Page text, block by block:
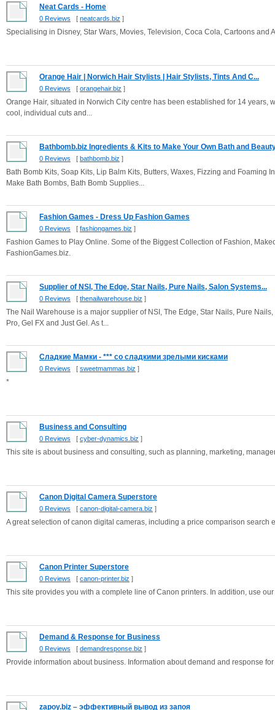
Neat Cards - Home
0 Reviews [ neatcards.biz ]
Specialising in Disney, Star Wars, Movies, Television, Coca Cola, Cartoons and
Orange Hair | Norwich Hair Stylists | Hair Stylists, Tints And C...
0 Reviews [ orangehair.biz ]
Orange Hair, situated in Norwich City centre has been established for 14 years,
cool, individual cuts and...
Bathbomb.biz Ingredients & Kits to Make Your Own Bath and
0 Reviews [ bathbomb.biz ]
Bath Bomb Kits, Soap Kits, Lip Balm Kits, Butters, Waxes, Fizzing and Foaming
Make Bath Bombs, Bath Bomb Supplies...
Fashion Games - Dress Up Fashion Games
0 Reviews [ fashiongames.biz ]
Fashion Games to Play Online. Some of the Biggest Collection of Fashion,
FashionGames.biz.
Supplier of NSI, The Edge, Star Nails, Pure Nails, Salon Systems...
0 Reviews [ thenailwarehouse.biz ]
The Nail Warehouse is a major supplier of NSI, The Edge, Star Nails, Pure
Pro, Gel FX and Just Gel. As t...
Сладкие Мамки - *** со сладкими зрелыми кисками
0 Reviews [ sweetmammas.biz ]
*
Business and Consulting
0 Reviews [ cyber-dynamics.biz ]
This site is about business and consulting, such as planning, marketing,
Canon Digital Camera Superstore
0 Reviews [ canon-digital-camera.biz ]
A great selection of canon digital cameras, including a price comparison search
Canon Printer Superstore
0 Reviews [ canon-printer.biz ]
This site provides you with a complete line of Canon printers. In addition, use
Demand & Response for Business
0 Reviews [ demandresponse.biz ]
Provide information about business. Information about demand and response
zapoy.biz – эффективный вывод из запоя